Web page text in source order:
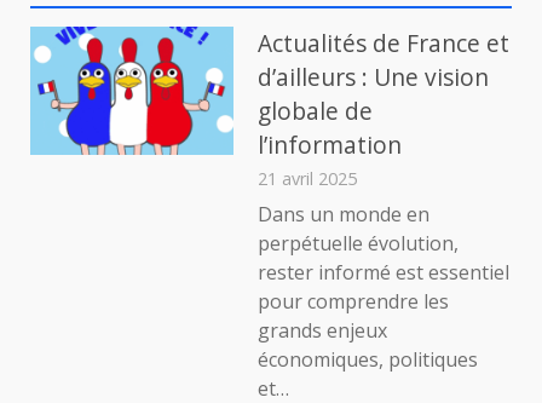
un
Art
Actualités de France et
d’ailleurs : Une vision
globale de
l’information
21 avril 2025
Dans un monde en
perpétuelle évolution,
rester informé est essentiel
pour comprendre les
grands enjeux
économiques, politiques
et…